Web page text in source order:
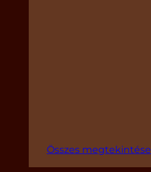
Összes megtekintése